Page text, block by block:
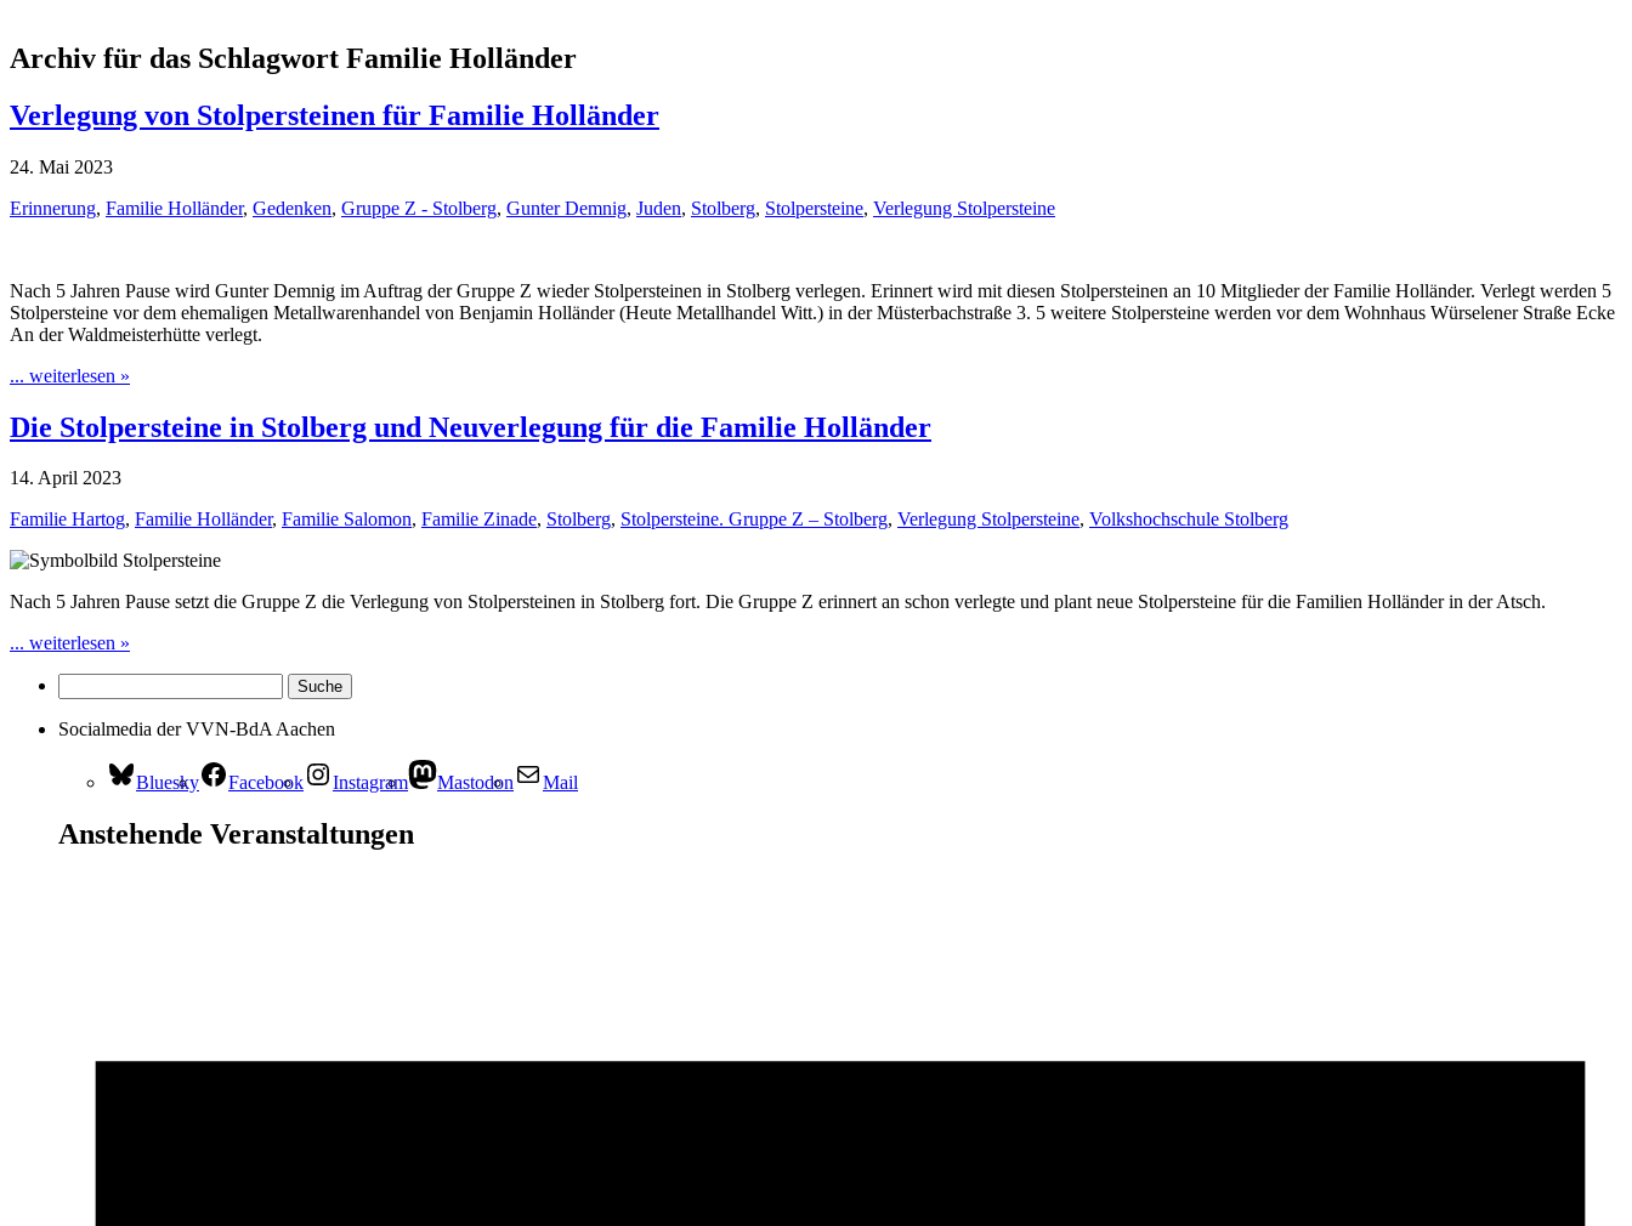
Archiv für das Schlagwort Familie Holländer
Verlegung von Stolpersteinen für Familie Holländer
24. Mai 2023
Erinnerung, Familie Holländer, Gedenken, Gruppe Z - Stolberg, Gunter Demnig, Juden, Stolberg, Stolpersteine, Verlegung Stolpersteine
Nach 5 Jahren Pause wird Gunter Demnig im Auftrag der Gruppe Z wieder Stolpersteinen in Stolberg verlegen. Erinnert wird mit diesen Stolpersteinen an 10 Mitglieder der Familie Holländer. Verlegt werden 5
Stolpersteine vor dem ehemaligen Metallwarenhandel von Benjamin Holländer (Heute Metallhandel Witt.) in der Müsterbachstraße 3. 5 weitere Stolpersteine werden vor dem Wohnhaus Würselener Straße Ecke
An der Waldmeisterhütte verlegt.
... weiterlesen »
Die Stolpersteine in Stolberg und Neuverlegung für die Familie Holländer
14. April 2023
Familie Hartog, Familie Holländer, Familie Salomon, Familie Zinade, Stolberg, Stolpersteine. Gruppe Z – Stolberg, Verlegung Stolpersteine, Volkshochschule Stolberg
Nach 5 Jahren Pause setzt die Gruppe Z die Verlegung von Stolpersteinen in Stolberg fort. Die Gruppe Z erinnert an schon verlegte und plant neue Stolpersteine für die Familien Holländer in der Atsch.
... weiterlesen »
Socialmedia der VVN-BdA Aachen
Bluesky Facebook Instagram Mastodon Mail
Anstehende Veranstaltungen